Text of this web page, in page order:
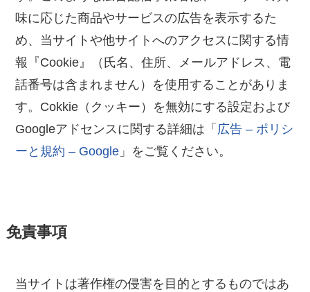
味に応じた商品やサービスの広告を表示するた
め、当サイトや他サイトへのアクセスに関する情
報『Cookie』（氏名、住所、メールアドレス、電
話番号は含まれません）を使用することがありま
す。Cokkie（クッキー）を無効にする設定および
Googleアドセンスに関する詳細は「 広告 – ポリシ
ーと規約 – Google 」をご覧ください。
免責事項
当サイトは著作権の侵害を目的とするものではあ